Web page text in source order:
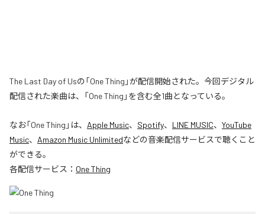
The Last Day of Usの「One Thing」が配信開始された。今回デジタル
配信された楽曲は、「One Thing」を含む全1曲となっている。
なお「One Thing 」は、 Apple Music、 Spotify、 LINE MUSIC、 YouTube
Music、 Amazon Music Unlimitedなどの音楽配信サービスで聴くこと
ができる。
各配信サービス： One Thing